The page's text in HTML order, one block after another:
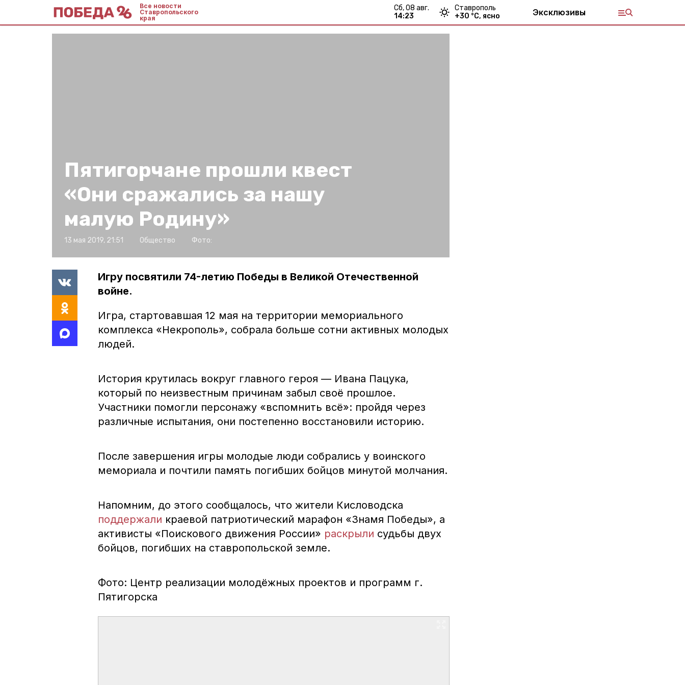
Все новости
Ставропольского
края
сб, 08 авг.
14:23
Ставрополь
+30 °С, ясно Эксклюзивы
Пятигорчане прошли квест
«Они сражались за нашу
малую Родину»
13 мая 2019, 21:51 Общество Фото:
Игру посвятили 74-летию Победы в Великой Отечественной
войне.
Игра, стартовавшая 12 мая на территории мемориального
комплекса «Некрополь», собрала больше сотни активных молодых
людей.
История крутилась вокруг главного героя — Ивана Пацука,
который по неизвестным причинам забыл своё прошлое.
Участники помогли персонажу «вспомнить всё»: пройдя через
различные испытания, они постепенно восстановили историю.
После завершения игры молодые люди собрались у воинского
мемориала и почтили память погибших бойцов минутой молчания.
Напомним, до этого сообщалось, что жители Кисловодска
поддержали краевой патриотический марафон «Знамя Победы», а
активисты «Поискового движения России» раскрыли судьбы двух
бойцов, погибших на ставропольской земле.
Фото: Центр реализации молодёжных проектов и программ г.
Пятигорска